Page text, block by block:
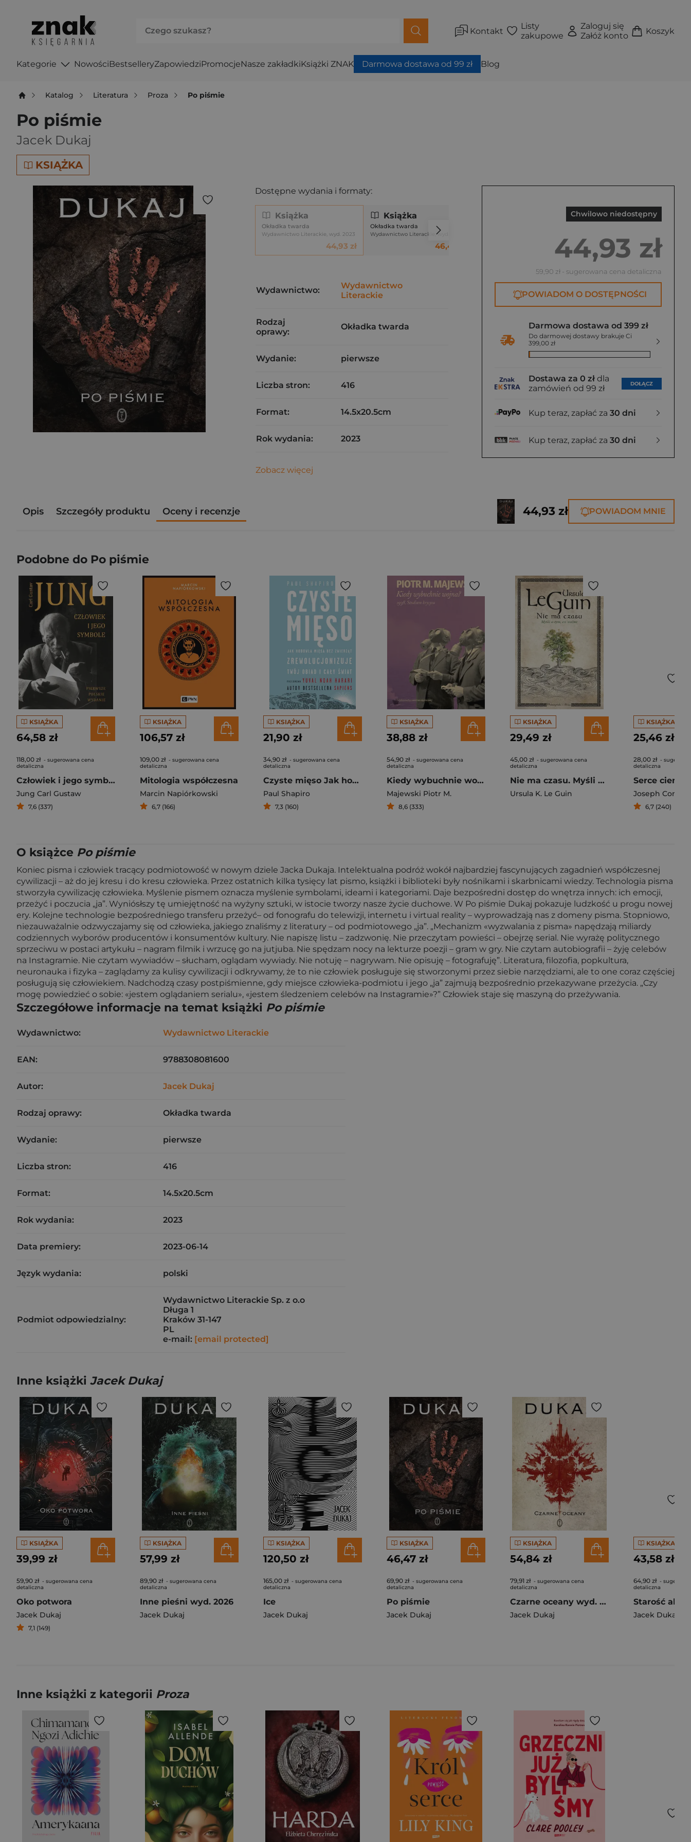
Kontakt
Listy
zakupowe
Zaloguj się
Załóż konto
Koszyk
Kategorie NowościBestselleryZapowiedziPromocjeNasze zakładkiKsiążki ZNAK Darmowa dostawa od 99 zł Blog
Katalog Literatura Proza Po piśmie
Po piśmie
Jacek Dukaj
KSIĄŻKA
Chwilowo niedostępny
44,93 zł
59,90 zł - sugerowana cena detaliczna
POWIADOM O DOSTĘPNOŚCI
Darmowa dostawa od 399 zł
Do darmowej dostawy brakuje Ci
399,00 zł
Dostawa za 0 zł dla
zamówień od 99 zł
DOŁĄCZ
Kup teraz, zapłać za 30 dni
Kup teraz, zapłać za 30 dni
Dostępne wydania i formaty:
Książka
Okładka twarda
Wydawnictwo Literackie, wyd. 2023
44,93 zł
Książka
Okładka twarda
Wydawnictwo Literackie, wyd. 2025
46,47 zł
Wydawnictwo:
Wydawnictwo
Literackie
Rodzaj
oprawy:
Okładka twarda
Wydanie: pierwsze
Liczba stron: 416
Format: 14.5x20.5cm
Rok wydania: 2023
Zobacz więcej
Opis Szczegóły produktu Oceny i recenzje 44,93 zł POWIADOM MNIE
Podobne do Po piśmie
KSIĄŻKA
64,58 zł
118,00 zł - sugerowana cena
detaliczna
Człowiek i jego symbole
Jung Carl Gustaw
7,6 (337)
KSIĄŻKA
106,57 zł
109,00 zł - sugerowana cena
detaliczna
Mitologia współczesna
Marcin Napiórkowski
6,7 (166)
KSIĄŻKA
21,90 zł
34,90 zł - sugerowana cena
detaliczna
Czyste mięso Jak hodowla mięsa bez zwierząt zrewolucjonizuje twój obiad i cały świat
Paul Shapiro
7,3 (160)
KSIĄŻKA
38,88 zł
54,90 zł - sugerowana cena
detaliczna
Kiedy wybuchnie wojna 1938. Studium kryzysu
Majewski Piotr M.
8,6 (333)
KSIĄŻKA
29,49 zł
45,00 zł - sugerowana cena
detaliczna
Nie ma czasu. Myśli o tym, co ważne
Ursula K. Le Guin
KSIĄŻKA
25,46 zł
28,00 zł -
detaliczna
Joseph Conrad
6,7 (240)
O książce Po piśmie
Koniec pisma i człowiek tracący podmiotowość w nowym dziele Jacka Dukaja. Intelektualna podróż wokół najbardziej fascynujących zagadnień współczesnej
cywilizacji – aż do jej kresu i do kresu człowieka. Przez ostatnich kilka tysięcy lat pismo, książki i biblioteki były nośnikami i skarbnicami wiedzy. Technologia pisma
stworzyła cywilizację człowieka. Myślenie pismem oznacza myślenie symbolami, ideami i kategoriami. Daje bezpośredni dostęp do wnętrza innych: ich emocji,
przeżyć i poczucia „ja”. Wyniósłszy tę umiejętność na wyżyny sztuki, w istocie tworzy nasze życie duchowe. W Po piśmie Dukaj pokazuje ludzkość u progu nowej
ery. Kolejne technologie bezpośredniego transferu przeżyć– od fonografu do telewizji, internetu i virtual reality – wyprowadzają nas z domeny pisma. Stopniowo,
niezauważalnie odzwyczajamy się od człowieka, jakiego znaliśmy z literatury – od podmiotowego „ja”. „Mechanizm «wyzwalania z pisma» napędzają miliardy
codziennych wyborów producentów i konsumentów kultury. Nie napiszę listu – zadzwonię. Nie przeczytam powieści – obejrzę serial. Nie wyrażę politycznego
sprzeciwu w postaci artykułu – nagram filmik i wrzucę go na jutjuba. Nie spędzam nocy na lekturze poezji – gram w gry. Nie czytam autobiografii – żyję celebów
na Instagramie. Nie czytam wywiadów – słucham, oglądam wywiady. Nie notuję – nagrywam. Nie opisuję – fotografuję”. Literatura, filozofia, popkultura,
neuronauka i fizyka – zaglądamy za kulisy cywilizacji i odkrywamy, że to nie człowiek posługuje się stworzonymi przez siebie narzędziami, ale to one coraz częściej
posługują się człowiekiem. Nadchodzą czasy postpiśmienne, gdy miejsce człowieka-podmiotu i jego „ja” zajmują bezpośrednio przekazywane przeżycia. „Czy
mogę powiedzieć o sobie: «jestem oglądaniem serialu», «jestem śledzeniem celebów na Instagramie»?” Człowiek staje się maszyną do przeżywania.
Szczegółowe informacje na temat książki Po piśmie
Wydawnictwo: Wydawnictwo Literackie
EAN: 9788308081600
Autor: Jacek Dukaj
Rodzaj oprawy: Okładka twarda
Wydanie: pierwsze
Liczba stron: 416
Format: 14.5x20.5cm
Rok wydania: 2023
Data premiery: 2023-06-14
Język wydania: polski
Podmiot odpowiedzialny:
Wydawnictwo Literackie Sp. z o.o
Długa 1
Kraków 31-147
PL
e-mail: [email protected]
Inne książki Jacek Dukaj
KSIĄŻKA
39,99 zł
59,90 zł - sugerowana cena
detaliczna
Oko potwora
Jacek Dukaj
7,1 (149)
KSIĄŻKA
57,99 zł
89,90 zł - sugerowana cena
detaliczna
Inne pieśni wyd. 2026
Jacek Dukaj
KSIĄŻKA
120,50 zł
165,00 zł - sugerowana cena
detaliczna
Ice
Jacek Dukaj
KSIĄŻKA
46,47 zł
69,90 zł - sugerowana cena
detaliczna
Po piśmie
Jacek Dukaj
KSIĄŻKA
54,84 zł
79,91 zł - sugerowana cena
detaliczna
Czarne oceany wyd. 2025
Jacek Dukaj
KSIĄŻKA
43,58 zł
64,90 zł -
detaliczna
Jacek Dukaj
Inne książki z kategorii Proza